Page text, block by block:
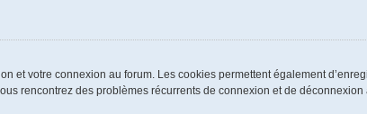
et votre connexion au forum. Les cookies permettent également
rencontrez des problèmes récurrents de connexion et de déconnexion